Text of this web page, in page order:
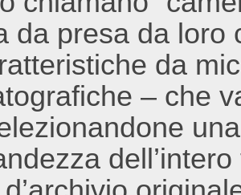
da presa da loro
da
– che